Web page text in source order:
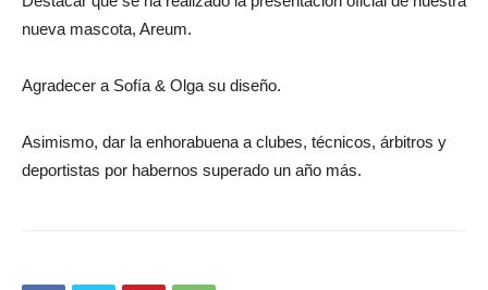
nueva mascota, Areum.
Agradecer a Sofía & Olga su diseño.
Asimismo, dar la enhorabuena a clubes, técnicos, árbitros y
deportistas por habernos superado un año más.